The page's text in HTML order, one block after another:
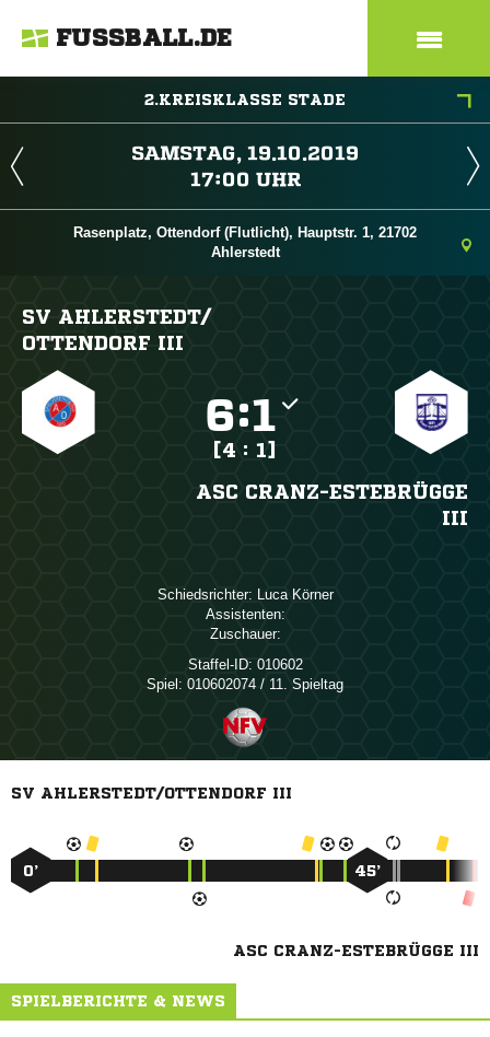
FUSSBALL.DE
2.KREISKLASSE STADE
 
 
Rasenplatz, Ottendorf (Flutlicht), Hauptstr. 1, 21702
Ahlerstedt
SV AHLERSTEDT/​
OTTENDORF III
:
[4 : 1]
ASC CRANZ-ESTEBRÜGGE
III
Schiedsrichter:  
Assistenten:
Zuschauer:
Staffel-ID: 010602
Spiel: 010602074 / 11. Spieltag
SV AHLERSTEDT/OTTENDORF III
0’ 45’
ASC CRANZ-ESTEBRÜGGE III
SPIELBERICHTE & NEWS